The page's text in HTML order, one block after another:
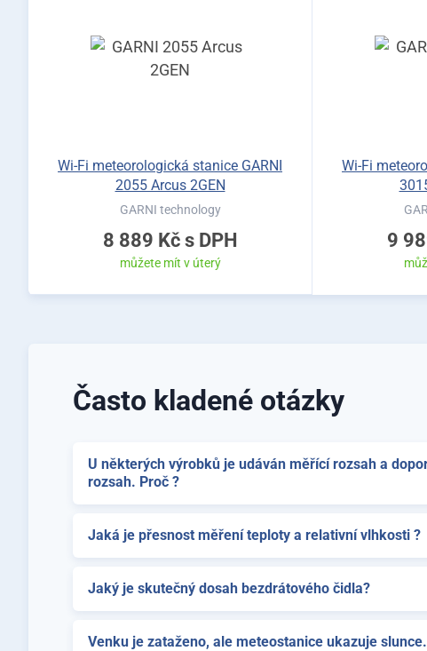
Wi-Fi meteorologická stanice GARNI
2055 Arcus 2GEN
GARNI technology
8 889 Kč s DPH
můžete mít v úterý
Wi-Fi
9
Často kladené otázky
U některých výrobků je udáván měřící rozsah a
rozsah. Proč ?
Jaká je přesnost měření teploty a relativní vlhkosti ?
Jaký je skutečný dosah bezdrátového čidla?
Venku je zataženo, ale meteostanice ukazuje